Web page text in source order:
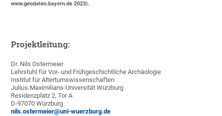
www.geodaten.bayern.de 2023).
Projektleitung:
Dr. Nils Ostermeier
Lehrstuhl für Vor- und Frühgeschichtliche Archäologie
Institut für Altertumswissenschaften
Julius-Maximilians-Universität Würzburg
Residenzplatz 2, Tor A
D-97070 Würzburg
nils.ostermeier@uni-wuerzburg.de